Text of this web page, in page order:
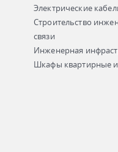
Электрические
Строительство
связи
Инженерная
Шкафы квартирные